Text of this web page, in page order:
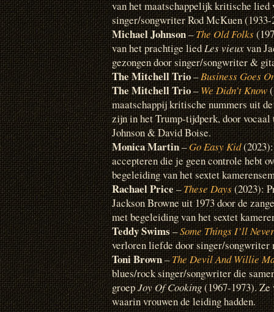
van het maatschappelijk kritische lied
singer/songwriter Rod McKuen
Michael Johnson–The Old Folks
van het prachtige liedLes vieuxvan
gezongen door singer/songwriter &
The Mitchell Trio–Business Goes
The Mitchell Trio–We Didn’t Know
maatschappij kritische nummers uit
zijn in het Trump-tijdperk, door
Johnson & David Boise.
Monica Martin–Go Easy Kid
accepteren die je geen controle hebt
begeleiding van het sextet
Rachael Price–These Days(2023):
Jackson Browne uit 1973 door de
met begeleiding van het sextet
Teddy Swims–Some Things I’ll
verloren liefde door singer/songwriter
Toni Brown–The Devil And Willie
blues/rock singer/songwriter die
groepJoy Of Cooking(1967-1973). Ze
waarin vrouwen de leiding hadden.